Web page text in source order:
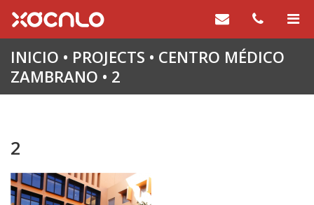
INICIO • PROJECTS • CENTRO MÉDICO
ZAMBRANO • 2
2